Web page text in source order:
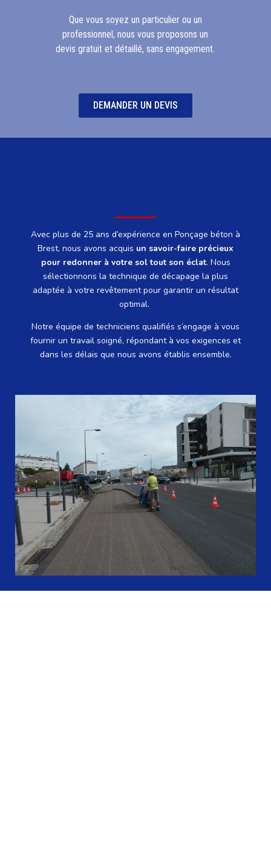
Que vous soyez un particulier ou un
professionnel, nous vous proposons un
devis gratuit et détaillé, sans engagement.
DEMANDER UN DEVIS
Avec plus de 25 ans d’expérience en Ponçage béton à
Brest, nous avons acquis un savoir-faire précieux
pour redonner à votre sol tout son éclat. Nous
sélectionnons la technique de décapage la plus
adaptée à votre revêtement pour garantir un résultat
optimal.
Notre équipe de techniciens qualifiés s’engage à vous
fournir un travail soigné, répondant à vos exigences et
dans les délais que nous avons établis ensemble.